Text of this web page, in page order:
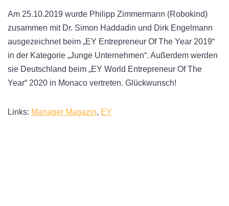
Am 25.10.2019 wurde Philipp Zimmermann (Robokind)
zusammen mit Dr. Simon Haddadin und Dirk Engelmann
ausgezeichnet beim „EY Entrepreneur Of The Year 2019“
in der Kategorie „Junge Unternehmen“. Außerdem werden
sie Deutschland beim „EY World Entrepreneur Of The
Year“ 2020 in Monaco vertreten. Glückwunsch!
Links: Manager Magazin, EY